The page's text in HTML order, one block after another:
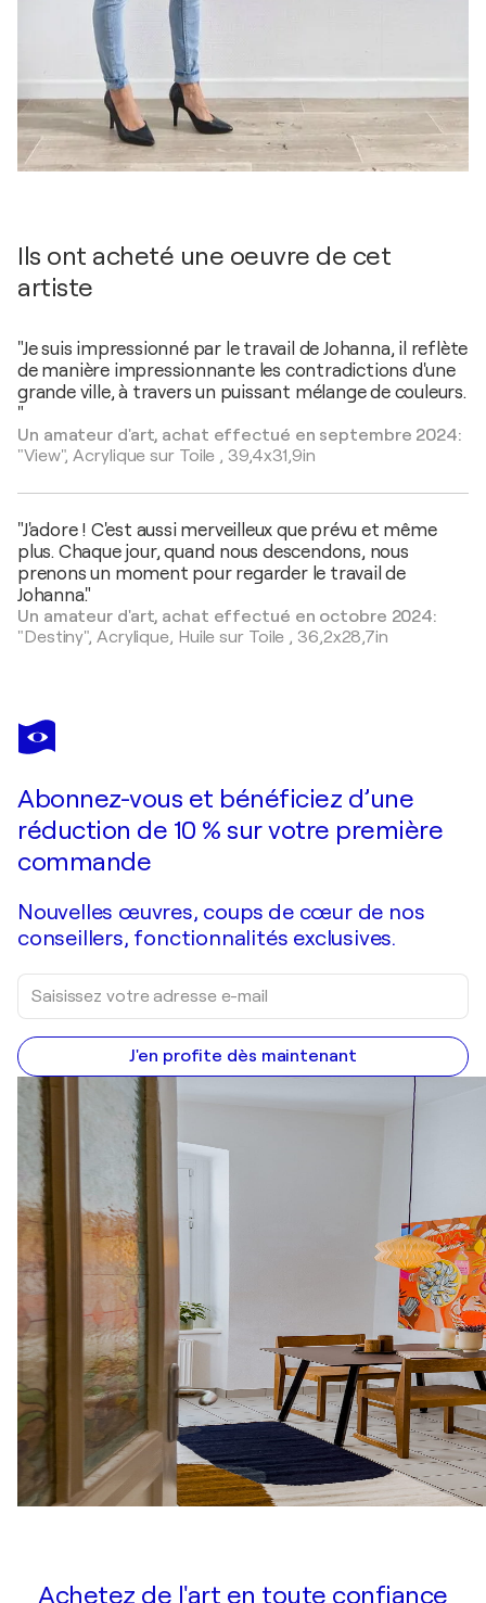
Ils ont acheté une oeuvre de cet
artiste
"Je suis impressionné par le travail de Johanna, il reflète
de manière impressionnante les contradictions d'une
grande ville, à travers un puissant mélange de couleurs.
"
Un amateur d'art, achat effectué en septembre 2024:
"View",Acrylique sur Toile , 39,4x31,9in
"J'adore ! C'est aussi merveilleux que prévu et même
plus. Chaque jour, quand nous descendons, nous
prenons un moment pour regarder le travail de
Johanna."
Un amateur d'art, achat effectué en octobre 2024:
"Destiny", Acrylique, Huile sur Toile , 36,2x28,7in
Abonnez-vous et bénéficiez d’une
réduction de 10 % sur votre première
commande
Nouvelles œuvres, coups de cœur de nos
conseillers, fonctionnalités exclusives.
J'en profite dès maintenant
Achetez de l'art en toute confiance